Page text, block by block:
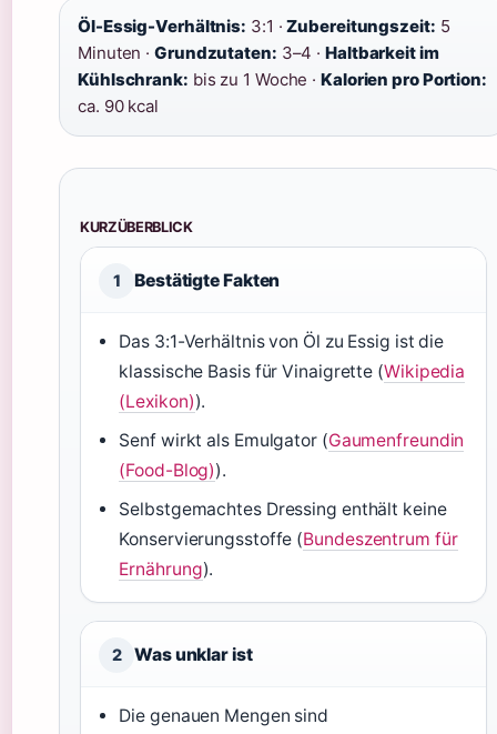
Öl-Essig-Verhältnis: 3:1 ·Zubereitungszeit: 5
Minuten ·Grundzutaten: 3–4 ·Haltbarkeit im
Kühlschrank: bis zu 1 Woche ·Kalorien pro Portion:
ca. 90 kcal
KURZÜBERBLICK
1 Bestätigte Fakten
Das 3:1-Verhältnis von Öl zu Essig ist die
klassische Basis für Vinaigrette (Wikipedia
(Lexikon)).
Senf wirkt als Emulgator (Gaumenfreundin
(Food-Blog)).
Selbstgemachtes Dressing enthält keine
Konservierungsstoffe (Bundeszentrum für
Ernährung).
2 Was unklar ist
Die genauen Mengen sind